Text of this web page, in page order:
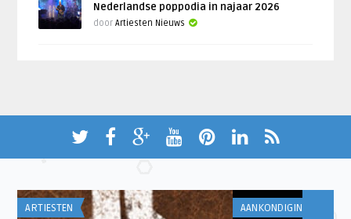
Nederlandse poppodia in najaar 2026
doorArtiesten Nieuws
AANKONDIGINGEN AANKONDIGINGEN